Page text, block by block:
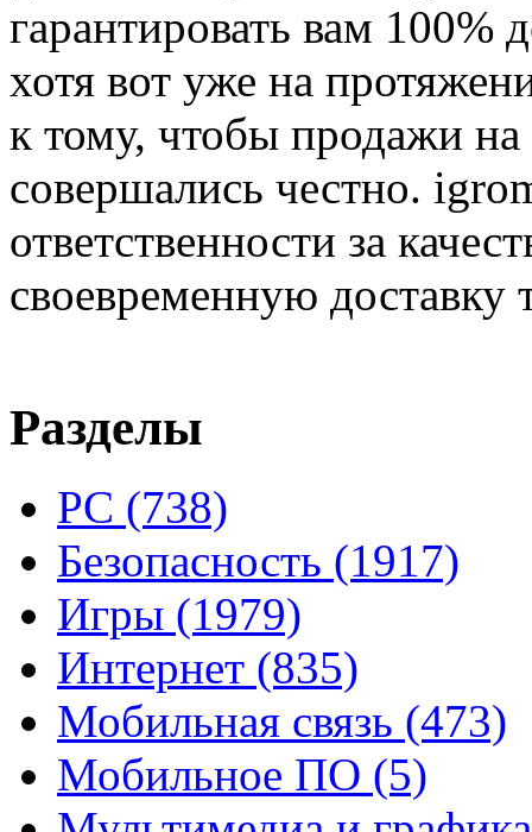
гарантировать вам 100%
хотя вот уже на
к тому, чтобы продажи
совершались честно.
ответственности за
своевременную доставку
Разделы
PC (738)
Безопасность (1917)
Игры (1979)
Интернет (835)
Мобильная связь (473)
Мобильное ПО (5)